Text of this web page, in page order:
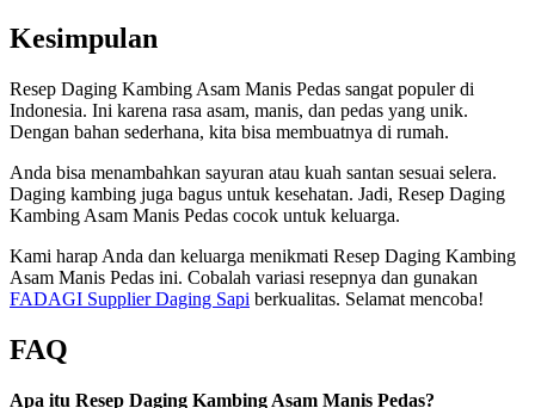
Kesimpulan
Resep Daging Kambing Asam Manis Pedas sangat populer di
Indonesia. Ini karena rasa asam, manis, dan pedas yang unik.
Dengan bahan sederhana, kita bisa membuatnya di rumah.
Anda bisa menambahkan sayuran atau kuah santan sesuai selera.
Daging kambing juga bagus untuk kesehatan. Jadi, Resep Daging
Kambing Asam Manis Pedas cocok untuk keluarga.
Kami harap Anda dan keluarga menikmati Resep Daging Kambing
Asam Manis Pedas ini. Cobalah variasi resepnya dan gunakan
FADAGI Supplier Daging Sapi berkualitas. Selamat mencoba!
FAQ
Apa itu Resep Daging Kambing Asam Manis Pedas?